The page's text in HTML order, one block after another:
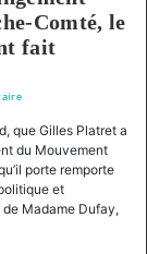
Nièvre
Comté, le
fait
Bourgogne
et
la
que Gilles Platret a
du Mouvement
porte remporte
et
de Madame Dufay,